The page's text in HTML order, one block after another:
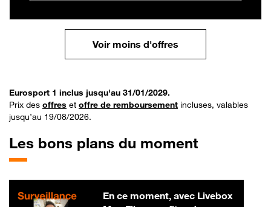
Voir moins d'offres
Eurosport 1 inclus jusqu'au 31/01/2029.
Prix des offres et offre de remboursement incluses, valables
jusqu’au 19/08/2026.
Les bons plans du moment
En ce moment, avec Livebox